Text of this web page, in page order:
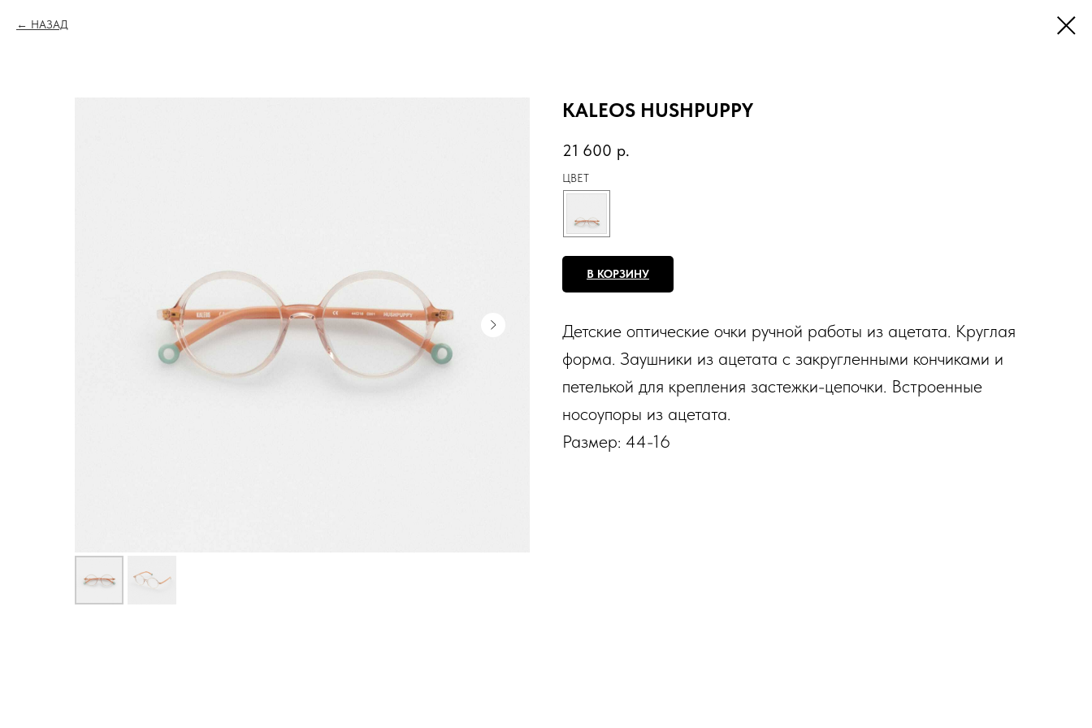
НАЗАД
KALEOS HUSHPUPPY
21 600 р.
ЦВЕТ
В КОРЗИНУ
Детские оптические очки ручной работы из ацетата. Круглая
форма. Заушники из ацетата с закругленными кончиками и
петелькой для крепления застежки-цепочки. Встроенные
носоупоры из ацетата.
Размер: 44-16